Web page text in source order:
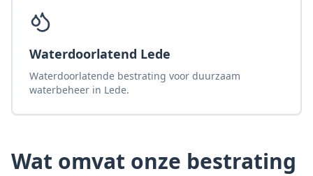
Waterdoorlatend Lede
Waterdoorlatende bestrating voor duurzaam
waterbeheer in Lede.
Wat omvat onze bestrating